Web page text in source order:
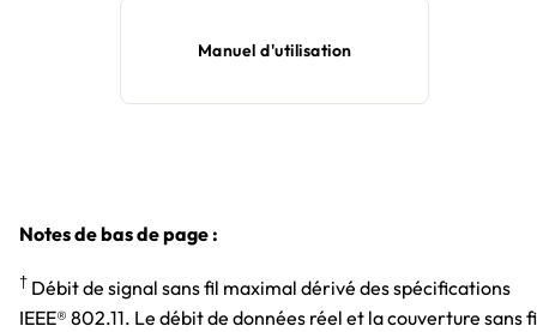
Manuel d'utilisation
Notes de bas de page :
† Débit de signal sans fil maximal dérivé des spécifications
IEEE® 802.11. Le débit de données réel et la couverture sans